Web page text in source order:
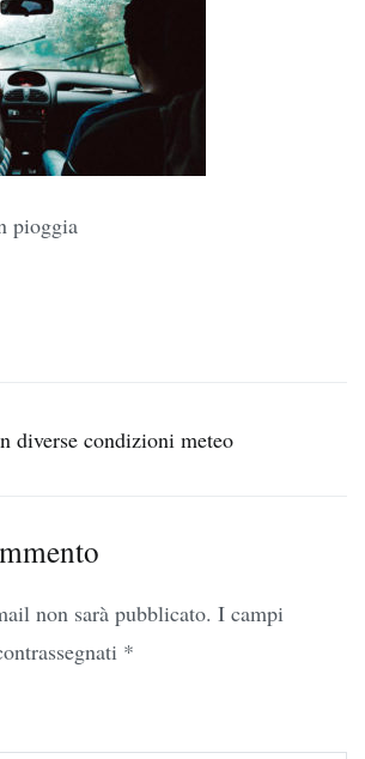
pioggia
diverse condizioni meteo
non sarà pubblicato. I campi
*